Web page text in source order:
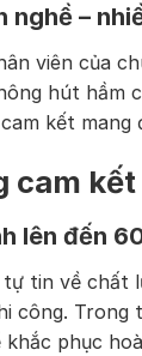
nghề –
viên của
hút hầm
kết
cam
lên đến
tin về chất
công. Trong
phục